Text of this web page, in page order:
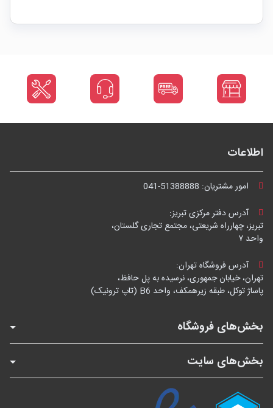
اطلاعات
امور مشتریان: 041-51388888
آدرس دفتر مرکزی تبریز:
تبریز، چهارراه شریعتی، مجتمع تجاری گلستان،
واحد ۷
آدرس فروشگاه تهران:
تهران، خیابان جمهوری، نرسیده به پل حافظ،
پاساژ توکل، طبقه زیرهمکف، واحد B6 (تاپ ترونیک)
بخش‌های فروشگاه
بخش‌های سایت